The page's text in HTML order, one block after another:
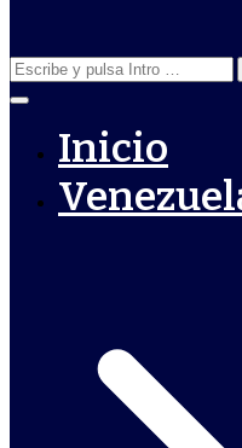
Buscar:
Inicio